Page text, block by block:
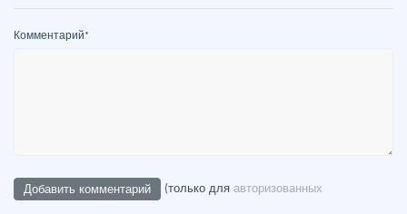
Комментарий*
(только для авторизованных